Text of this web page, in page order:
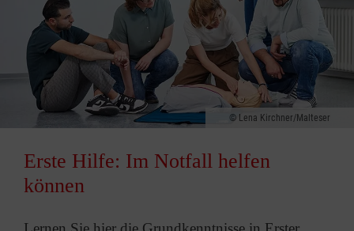
Lena Kirchner/Malteser
Erste Hilfe: Im Notfall helfen
können